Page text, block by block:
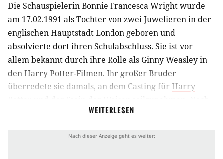
Die Schauspielerin Bonnie Francesca Wright wurde
am 17.02.1991 als Tochter von zwei Juwelieren in der
englischen Hauptstadt London geboren und
absolvierte dort ihren Schulabschluss. Sie ist vor
allem bekannt durch ihre Rolle als Ginny Weasley in
den Harry Potter-Filmen. Ihr großer Bruder
überredete sie damals, an dem Casting für Harry
eigenen Angaben blieb sie das gesamte Vorsprechen
WEITERLESEN